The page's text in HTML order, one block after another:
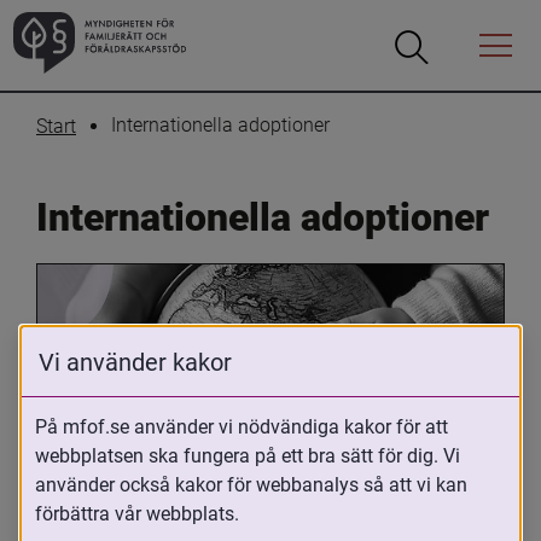
Öppna
Öppna
Menyn
Start Internationella adoptioner
Internationella adoptioner
Oavsett om du är adopterad,
adoptivförälder eller arbetar med
Vi använder kakor
På mfof.se använder vi nödvändiga kakor för att
webbplatsen ska fungera på ett bra sätt för dig. Vi
använder också kakor för webbanalys så att vi kan
förbättra vår webbplats.